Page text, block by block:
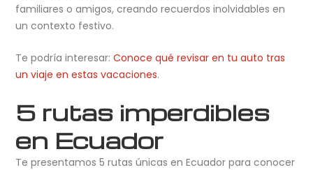
familiares o amigos, creando recuerdos inolvidables en
un contexto festivo.
Te podría interesar:Conoce qué revisar en tu auto tras
un viaje en estas vacaciones.
5 rutas imperdibles
en Ecuador
Te presentamos 5 rutas únicas en Ecuador para conocer